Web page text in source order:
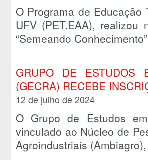
O Programa de
UFV (PET.EAA),
“Semeando
GRUPO DE ESTUDOS
(GECRA) RECEBE
12 de julho de 2024
O Grupo de Estudos
vinculado ao Núcleo de
Agroindustriais